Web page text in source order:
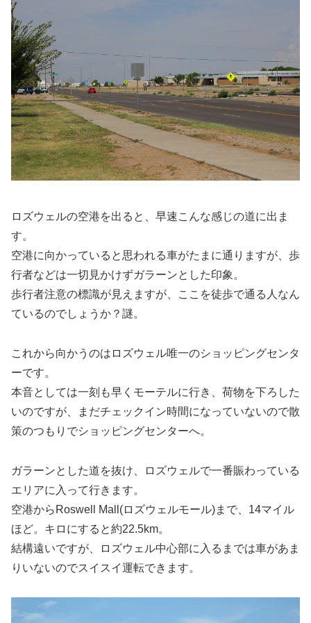
ロズウェルの空港を出ると、早速こんな感じの道に出ま
す。
空港に向かっていると思われる車がたまに通りますが、歩
行者などは一切見かけずガラーンとした印象。
歩行者注意の標識が見えますが、ここを徒歩で通る人なん
ているのでしょうか？謎。
これから向かうのは ロズウェル唯一のショッピングセンタ
ーです。
本音としては一刻も早くモーテルに行き、荷物を下ろした
いのですが、まだチェックイン時間になっていないので散
策のつもりでショッピングセンターへ。
ガラーンとした道を抜け、ロズウェルで一番賑わっている
エリアに入って行きます。
空港からRoswell Mall(ロズウェルモール)まで、14マイル
ほど。キロにすると約22.5km。
結構遠いですが、ロズウェル中心部に入るまでは車があま
りいないのでスイスイ運転できます。